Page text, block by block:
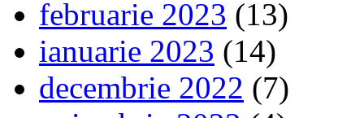
februarie 2023 (13)
ianuarie 2023 (14)
decembrie 2022 (7)